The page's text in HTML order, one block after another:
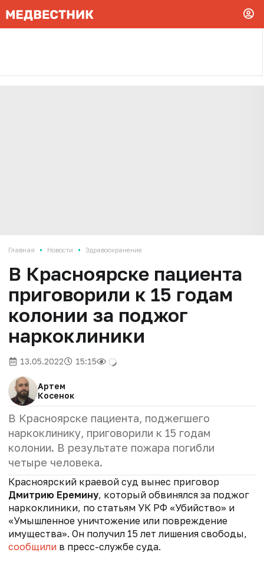
Главная • Новости • Здравоохранение
В Красноярске пациента
приговорили к 15 годам
колонии за поджог
наркоклиники
13.05.2022 15:15
Артем
Косенок
В Красноярске пациента, поджегшего
наркоклинику, приговорили к 15 годам
колонии. В результате пожара погибли
четыре человека.
Красноярский краевой суд вынес приговор
Дмитрию Еремину, который обвинялся за поджог
наркоклиники, по статьям УК РФ «Убийство» и
«Умышленное уничтожение или повреждение
имущества». Он получил 15 лет лишения свободы,
сообщили в пресс-службе суда.